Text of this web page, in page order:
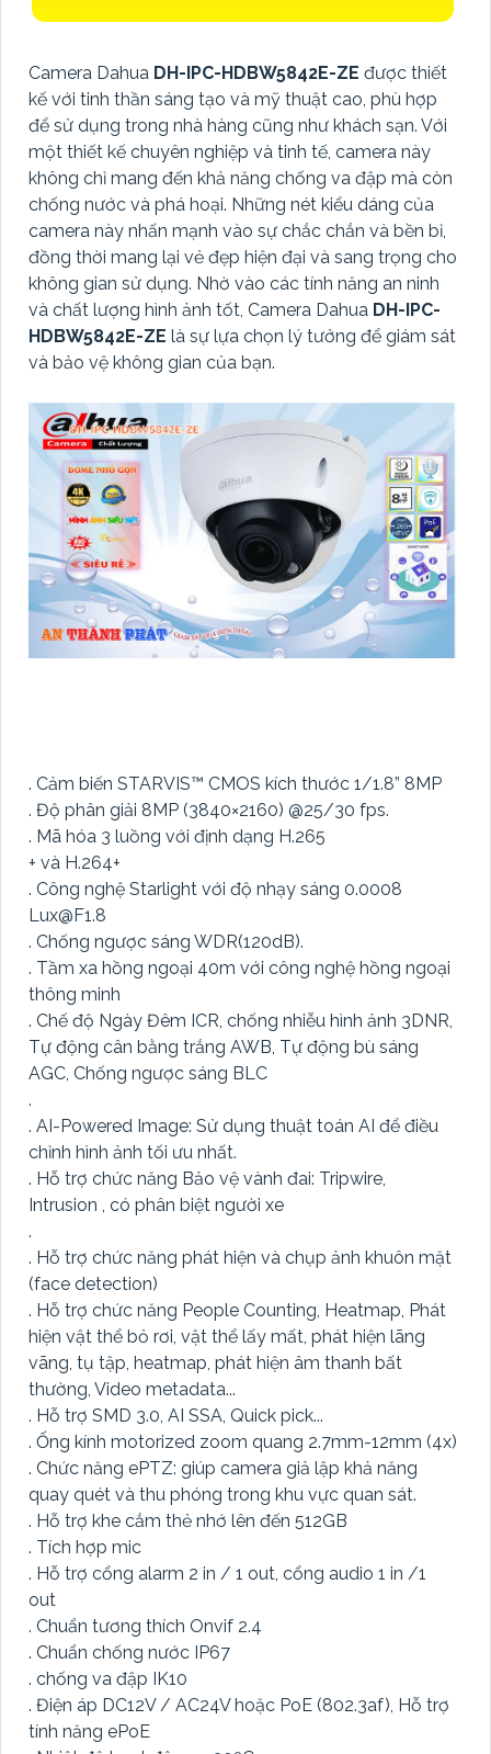
Camera Dahua DH-IPC-HDBW5842E-ZE được thiết
kế với tinh thần sáng tạo và mỹ thuật cao, phù hợp
để sử dụng trong nhà hàng cũng như khách sạn. Với
một thiết kế chuyên nghiệp và tinh tế, camera này
không chỉ mang đến khả năng chống va đập mà còn
chống nước và phá hoại. Những nét kiểu dáng của
camera này nhấn mạnh vào sự chắc chắn và bền bỉ,
đồng thời mang lại vẻ đẹp hiện đại và sang trọng cho
không gian sử dụng. Nhờ vào các tính năng an ninh
và chất lượng hình ảnh tốt, Camera Dahua DH-IPC-
HDBW5842E-ZE là sự lựa chọn lý tưởng để giám sát
và bảo vệ không gian của bạn.
. Cảm biến STARVIS™ CMOS kích thước 1/1.8” 8MP
. Độ phân giải 8MP (3840×2160) @25/30 fps.
. Mã hóa 3 luồng với định dạng H.265
+ và H.264+
. Công nghệ Starlight với độ nhạy sáng 0.0008
Lux@F1.8
. Chống ngược sáng WDR(120dB).
. Tầm xa hồng ngoại 40m với công nghệ hồng ngoại
thông minh
. Chế độ Ngày Đêm ICR, chống nhiễu hình ảnh 3DNR,
Tự động cân bằng trắng AWB, Tự động bù sáng
AGC, Chống ngược sáng BLC
.
. AI-Powered Image: Sử dụng thuật toán AI để điều
chỉnh hình ảnh tối ưu nhất.
. Hỗ trợ chức năng Bảo vệ vành đai: Tripwire,
Intrusion , có phân biệt người xe
.
. Hỗ trợ chức năng phát hiện và chụp ảnh khuôn mặt
(face detection)
. Hỗ trợ chức năng People Counting, Heatmap, Phát
hiện vật thể bỏ rơi, vật thể lấy mất, phát hiện lãng
vãng, tụ tập, heatmap, phát hiện âm thanh bất
thường, Video metadata...
. Hỗ trợ SMD 3.0, AI SSA, Quick pick...
. Ống kính motorized zoom quang 2.7mm-12mm (4x)
. Chức năng ePTZ: giúp camera giả lập khả năng
quay quét và thu phóng trong khu vực quan sát.
. Hỗ trợ khe cắm thẻ nhớ lên đến 512GB
. Tích hợp mic
. Hỗ trợ cổng alarm 2 in / 1 out, cổng audio 1 in /1
out
. Chuẩn tương thích Onvif 2.4
. Chuẩn chống nước IP67
. chống va đập IK10
. Điện áp DC12V / AC24V hoặc PoE (802.3af), Hỗ trợ
tính năng ePoE